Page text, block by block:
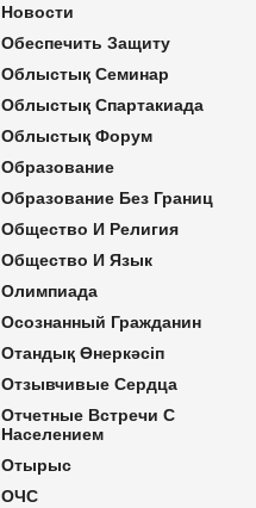
Новости
Обеспечить Защиту
Облыстық Семинар
Облыстық Спартакиада
Облыстық Форум
Образование
Образование Без Границ
Общество И Религия
Общество И Язык
Олимпиада
Осознанный Гражданин
Отандық Өнеркәсіп
Отзывчивые Сердца
Отчетные Встречи С
Населением
Отырыс
ОЧС